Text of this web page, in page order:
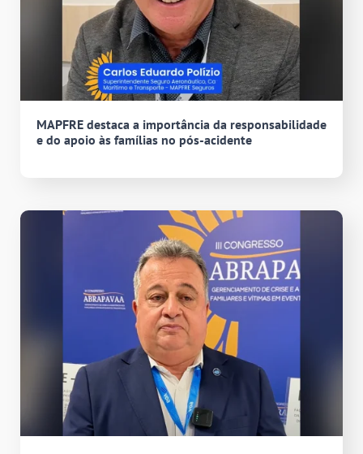
MAPFRE destaca a importância da responsabilidade
e do apoio às famílias no pós-acidente